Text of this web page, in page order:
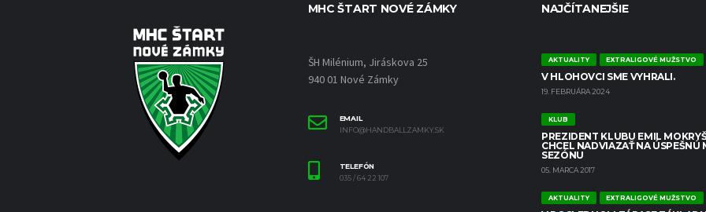
MHC ŠTART NOVÉ ZÁMKY
ŠH Milénium, Jiráskova 25
940 01 Nové Zámky
EMAIL
INFO@HANDBALLZAMKY.SK
TELEFÓN
035 / 64 22 107
NAJČÍTANEJŠIE
AKTUALITY EXTRALIGOVÉ MUŽSTVO
V HLOHOVCI SME VYHRALI.
19. FEBRUÁRA 2024
KLUB
PREZIDENT KLUBU EMIL
CHCEL NADVIAZAŤ NA ÚSPEŠNÚ
SEZÓNU
05. MARCA 2017
AKTUALITY EXTRALIGOVÉ MUŽSTVO